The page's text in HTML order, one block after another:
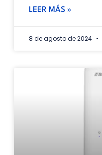
LEER MÁS »
8 de agosto de 2024